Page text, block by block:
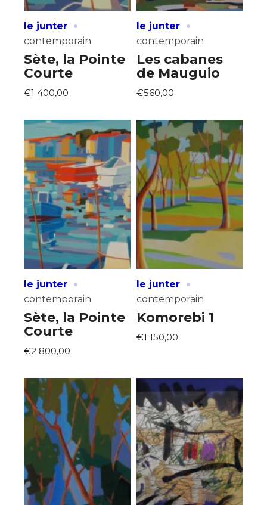
le junter ·
contemporain
Sète, la Pointe
Courte
€1 400,00
le junter ·
contemporain
Les cabanes
de Mauguio
€560,00
le junter ·
contemporain
Sète, la Pointe
Courte
€2 800,00
le junter ·
contemporain
Komorebi 1
€1 150,00